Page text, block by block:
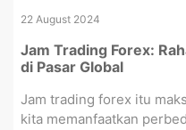
22 August 2024
Jam Trading Forex:
di Pasar Global
Jam trading forex itu
kita memanfaatkan